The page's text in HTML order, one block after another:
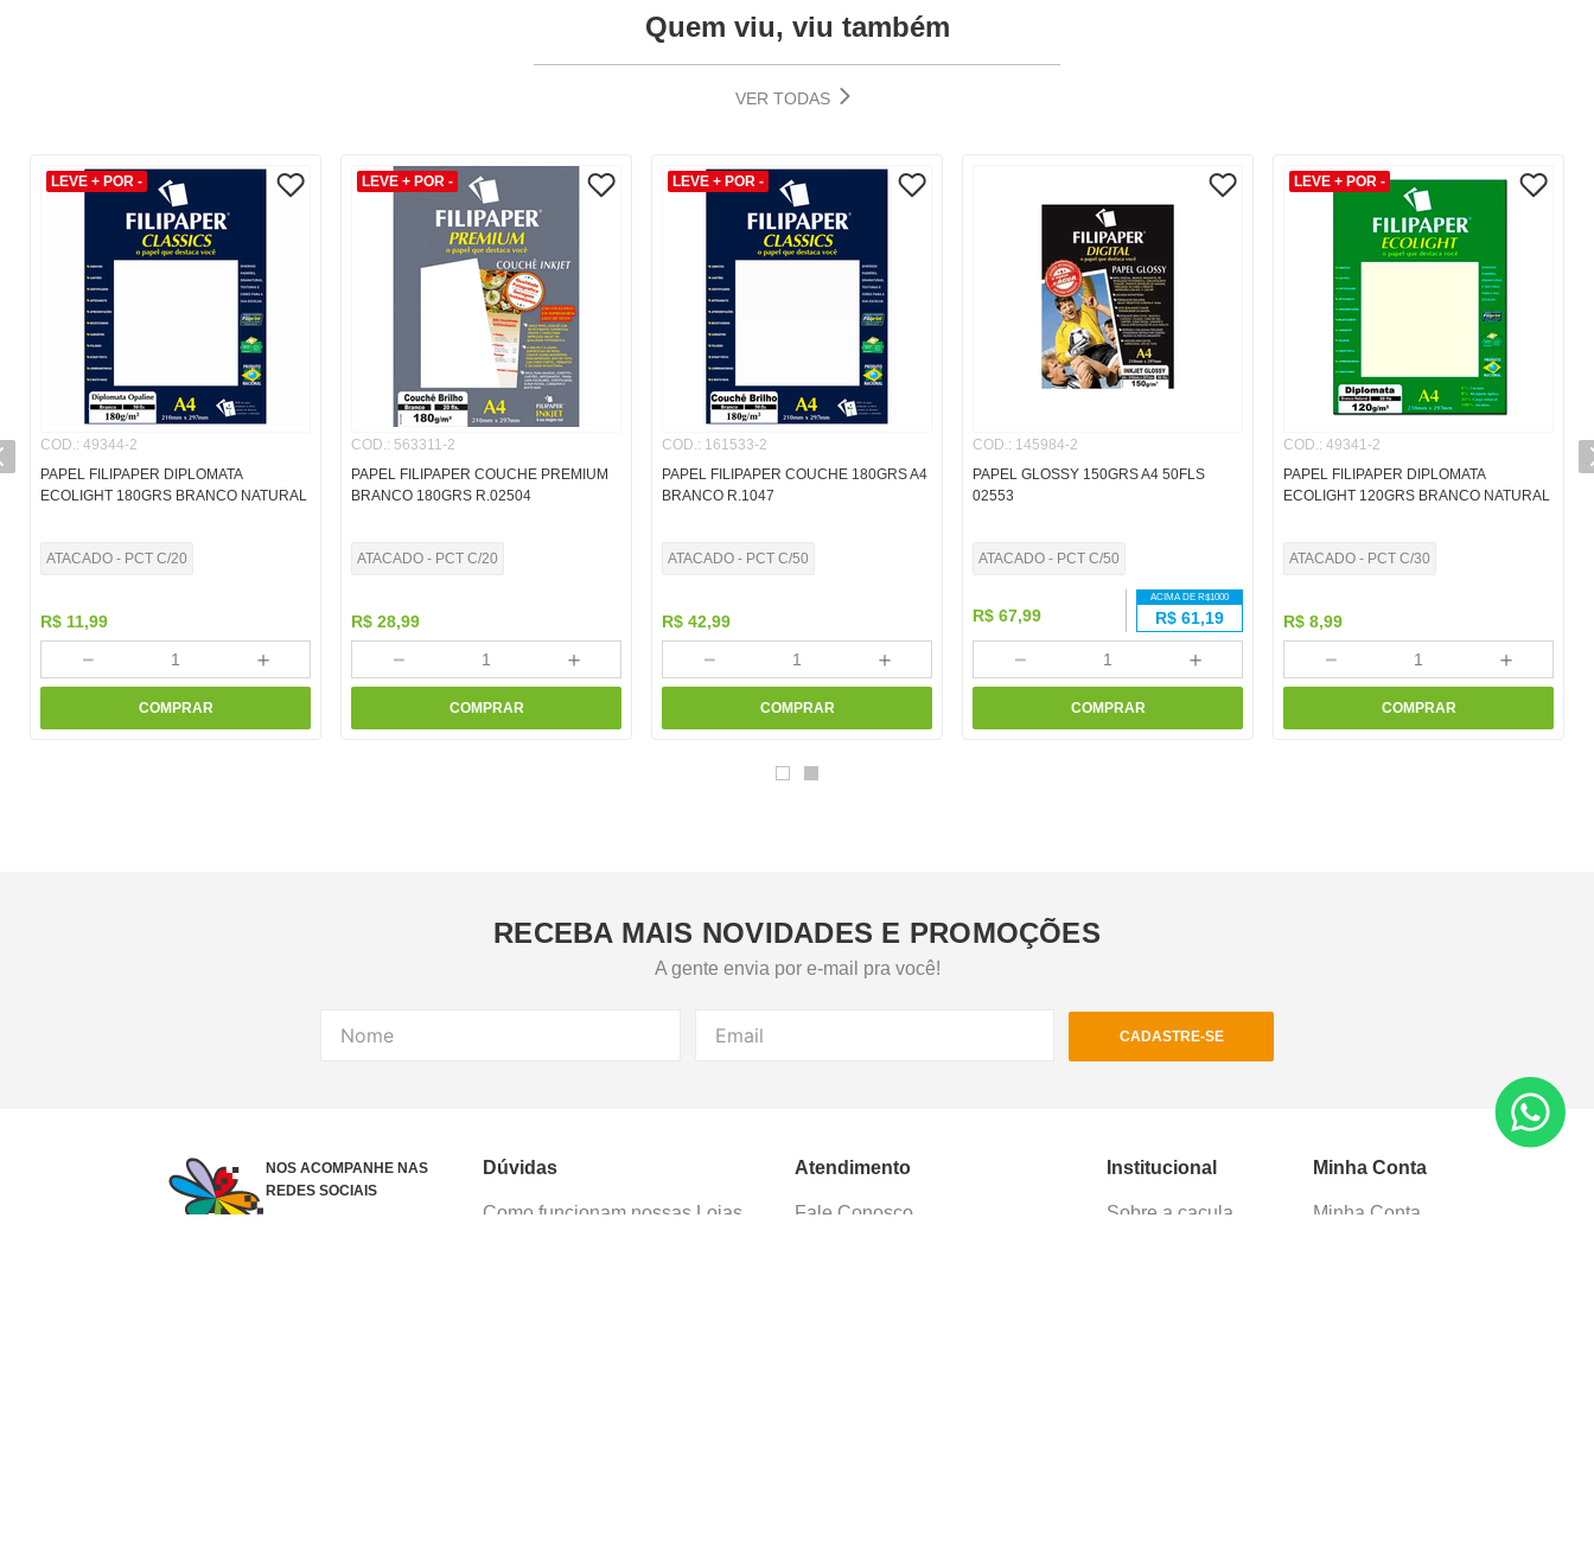
Quem viu, viu também
VER TODAS
LEVE + POR -
COD.: 49344-2
PAPEL FILIPAPER DIPLOMATA
ECOLIGHT 180GRS BRANCO NATURAL
ATACADO - PCT C/20
R$ 11,99
＋
－
COMPRAR
LEVE + POR -
COD.: 563311-2
PAPEL FILIPAPER COUCHE PREMIUM
BRANCO 180GRS R.02504
ATACADO - PCT C/20
R$ 28,99
＋
－
COMPRAR
LEVE + POR -
COD.: 161533-2
PAPEL FILIPAPER COUCHE 180GRS A4
BRANCO R.1047
ATACADO - PCT C/50
R$ 42,99
＋
－
COMPRAR
COD.: 145984-2
PAPEL GLOSSY 150GRS A4 50FLS
02553
ATACADO - PCT C/50
R$ 67,99
ACIMA DE R$1000
R$ 61,19
＋
－
COMPRAR
LEVE + POR -
COD.: 49341-2
PAPEL FILIPAPER DIPLOMATA
ECOLIGHT 120GRS BRANCO NATURAL
ATACADO - PCT C/30
R$ 8,99
＋
－
COMPRAR
RECEBA MAIS NOVIDADES E PROMOÇÕES
A gente envia por e-mail pra você!
CADASTRE-SE
NOS ACOMPANHE NAS
REDES SOCIAIS
Dúvidas
Como funcionam nossas Lojas
Atendimento
Fale Conosco
Institucional
Sobre a caçula
Minha Conta
Minha Conta